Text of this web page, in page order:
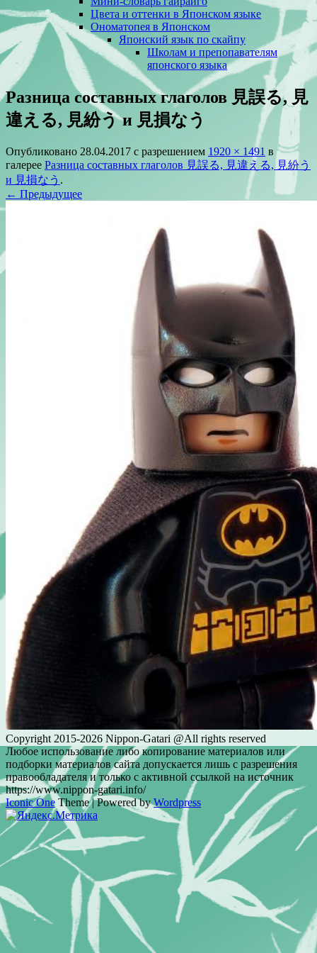
Цвета и оттенки в Японском языке
Ономатопея в Японском
Японский язык по скайпу
Школам и препопавателям
японского языка
Разница составных глаголов 見誤る, 見
違える, 見紛う и 見損なう
Опубликовано 28.04.2017 с разрешением 1920 × 1491 в
галерее Разница составных глаголов 見誤る, 見違える, 見紛う
и 見損なう .
← Предыдущее
Copyright 2015-2026 Nippon-Gatari @All rights reserved
Любое использование либо копирование материалов или
подборки материалов сайта допускается лишь с разрешения
правообладателя и только с активной ссылкой на источник
https://www.nippon-gatari.info/
Iconic One Theme | Powered byWordpress